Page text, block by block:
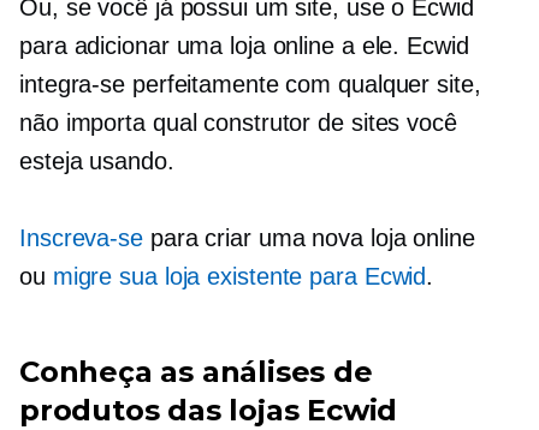
Ou, se você já possui um site, use o Ecwid
para adicionar uma loja online a ele. Ecwid
integra-se perfeitamente com qualquer site,
não importa qual construtor de sites você
esteja usando.
Inscreva-separa criar uma nova loja online
ou migre sua loja existente para Ecwid.
Conheça as análises de
produtos das lojas Ecwid